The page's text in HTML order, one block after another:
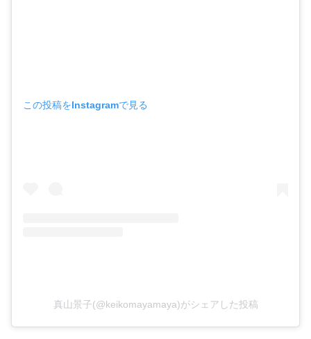
この投稿をInstagramで見る
真山景子(@keikomayamaya)がシェアした投稿